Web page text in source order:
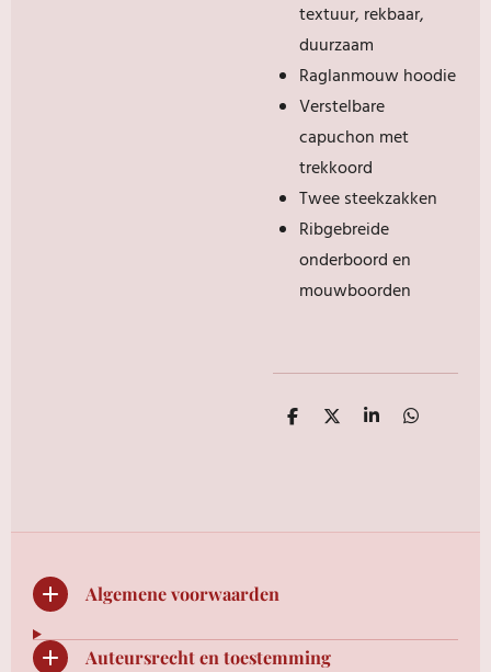
textuur, rekbaar,
duurzaam
Raglanmouw hoodie
Verstelbare
capuchon met
trekkoord
Twee steekzakken
Ribgebreide
onderboord en
mouwboorden
D D S D
Algemene voorwaarden
Auteursrecht en toestemming